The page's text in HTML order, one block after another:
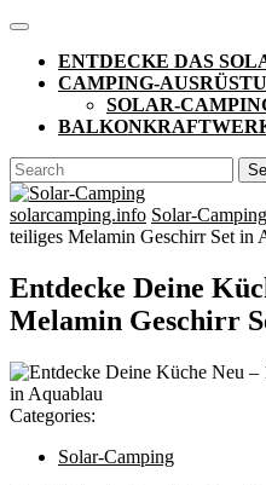
Skip
content
Open
ButtonENTDECKE DAS
CAMPING-
SOLAR-
CLOSE
BUTTON
Search
for:
solarcamping.info Solar-Camping
teiliges Melamin Geschirr Set in
Entdecke Deine
Melamin Geschirr
Categories:
Solar-Camping